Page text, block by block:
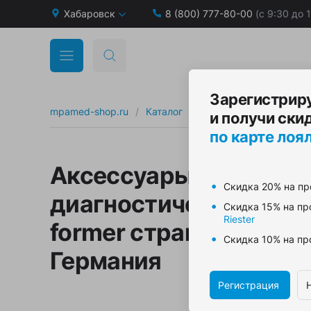
Хабаровск 8 (800) 777-80-00 (с 9:30 до
Реабилитация и уход
Хирургия
B.BRAUN
B.Well
mpamed-shop.ru / Каталог Диагностика
Аксессуары для
диагностической
former страна
Германия
и получи
по карте
Скидка 20% на
Скидка 15% на
Riester
Скидка 10% на
Регистрация